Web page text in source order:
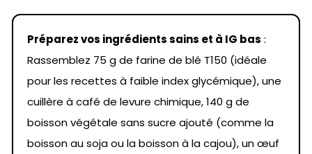
Préparez vos ingrédients sains et à IG bas :
Rassemblez 75 g de farine de blé T150 (idéale
pour les recettes à faible index glycémique), une
cuillère à café de levure chimique, 140 g de
boisson végétale sans sucre ajouté (comme la
boisson au soja ou la boisson à la cajou), un œuf